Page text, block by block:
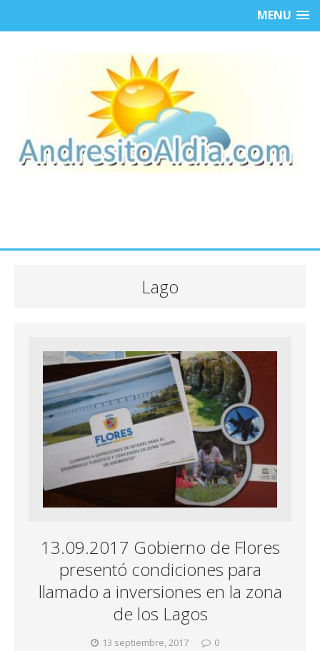
MENU
Lago
13.09.2017 Gobierno de Flores
presentó condiciones para
llamado a inversiones en la zona
de los Lagos
13 septiembre, 2017 0